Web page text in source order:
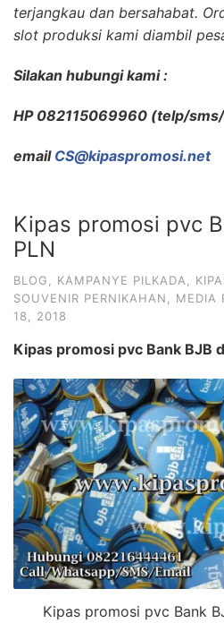
terjangkau dan bersahabat.
slot produksi kami diambil
Silakan hubungi kami :
HP 082115069960 (telp/
email CS@kipaspromosi.net
Kipas promosi pvc
PLN
BLOG KAMPANYE PILKADA
SOUVENIR PERNIKAHAN
MEDIA
18, 2018
Kipas promosi pvc Bank BJB
Kipas promosi pvc Bank